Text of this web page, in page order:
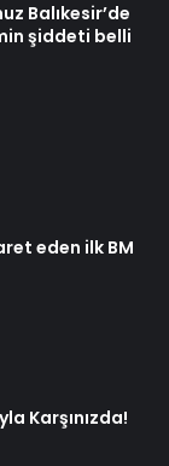
Balıkesir’de
şiddeti belli
eden ilk BM
Karşınızda!